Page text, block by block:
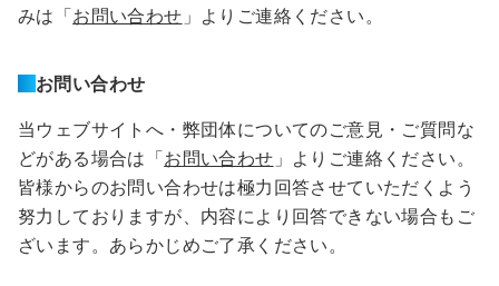
みは「お問い合わせ 」よりご連絡ください。
お問い合わせ
当ウェブサイトへ・弊団体についてのご意見・ご質問な
どがある場合は「お問い合わせ 」よりご連絡ください。
皆様からのお問い合わせは極力回答させていただくよう
努力しておりますが、内容により回答できない場合もご
ざいます。あらかじめご了承ください。